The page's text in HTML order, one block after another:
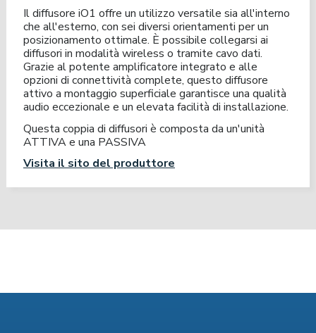
Il diffusore iO1 offre un utilizzo versatile sia all'interno
che all'esterno, con sei diversi orientamenti per un
posizionamento ottimale. È possibile collegarsi ai
diffusori in modalità wireless o tramite cavo dati.
Grazie al potente amplificatore integrato e alle
opzioni di connettività complete, questo diffusore
attivo a montaggio superficiale garantisce una qualità
audio eccezionale e un elevata facilità di installazione.
Questa coppia di diffusori è composta da un'unità
ATTIVA e una PASSIVA
Visita il sito del produttore